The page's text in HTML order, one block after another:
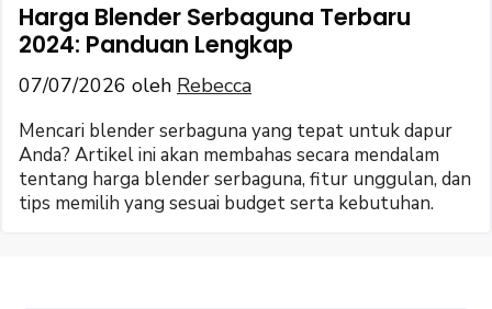
Harga Blender Serbaguna Terbaru
2024: Panduan Lengkap
07/07/2026 oleh Rebecca
Mencari blender serbaguna yang tepat untuk dapur
Anda? Artikel ini akan membahas secara mendalam
tentang harga blender serbaguna, fitur unggulan, dan
tips memilih yang sesuai budget serta kebutuhan.